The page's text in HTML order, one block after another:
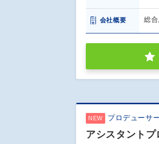
会社概要 総
NEW プロデューサ
アシスタント